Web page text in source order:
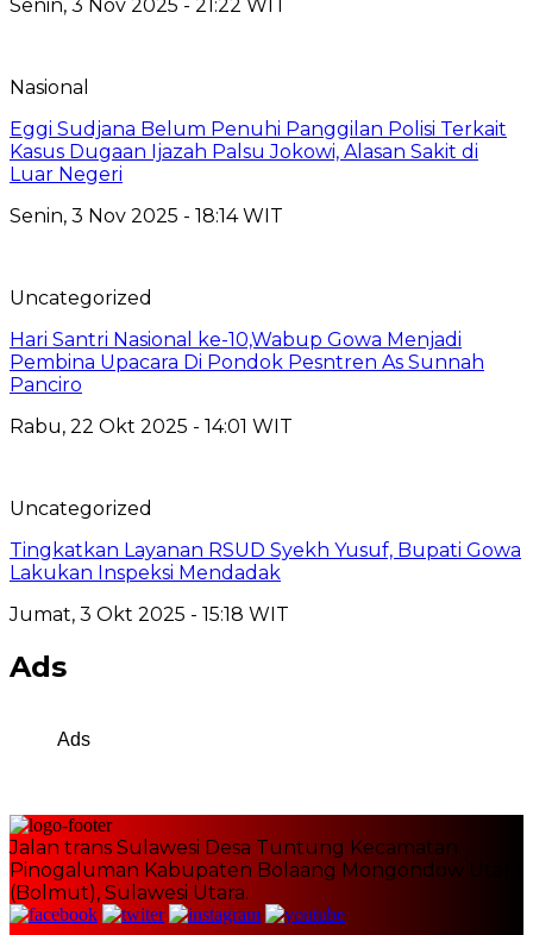
Senin, 3 Nov 2025 - 21:22 WIT
Nasional
Eggi Sudjana Belum Penuhi Panggilan Polisi Terkait
Kasus Dugaan Ijazah Palsu Jokowi, Alasan Sakit di
Luar Negeri
Senin, 3 Nov 2025 - 18:14 WIT
Uncategorized
Hari Santri Nasional ke-10,Wabup Gowa Menjadi
Pembina Upacara Di Pondok Pesntren As Sunnah
Panciro
Rabu, 22 Okt 2025 - 14:01 WIT
Uncategorized
Tingkatkan Layanan RSUD Syekh Yusuf, Bupati Gowa
Lakukan Inspeksi Mendadak
Jumat, 3 Okt 2025 - 15:18 WIT
Ads
Ads
Jalan trans Sulawesi Desa Tuntung Kecamatan
Pinogaluman Kabupaten Bolaang Mongondow Utara
(Bolmut), Sulawesi Utara.